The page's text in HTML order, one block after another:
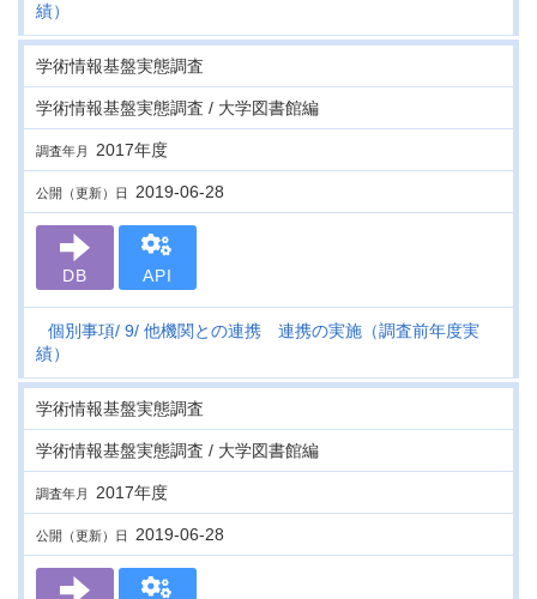
績）
学術情報基盤実態調査
学術情報基盤実態調査 / 大学図書館編
調査年月 2017年度
公開（更新）日 2019-06-28
DB API
個別事項 9 他機関との連携 連携の実施（調査前年度実
績）
学術情報基盤実態調査
学術情報基盤実態調査 / 大学図書館編
調査年月 2017年度
公開（更新）日 2019-06-28